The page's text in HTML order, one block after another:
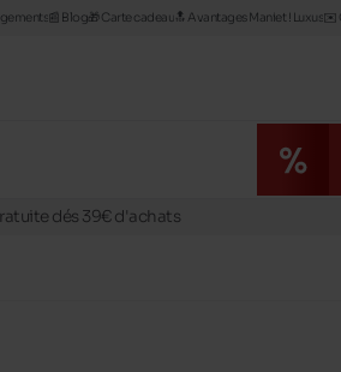
📰​ Blog🎁 Carte cadeau🔝 Avantages Maniet ! Luxus✉️
dés 39€ d'achats